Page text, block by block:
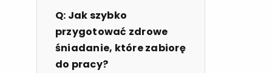
Q: Jak szybko
przygotować zdrowe
śniadanie, które zabiorę
do pracy?